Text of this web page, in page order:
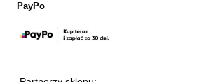
PayPo